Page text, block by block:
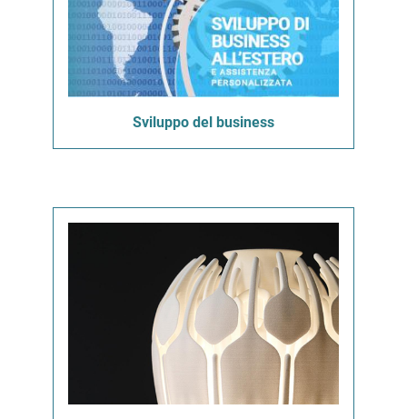
Sviluppo del business